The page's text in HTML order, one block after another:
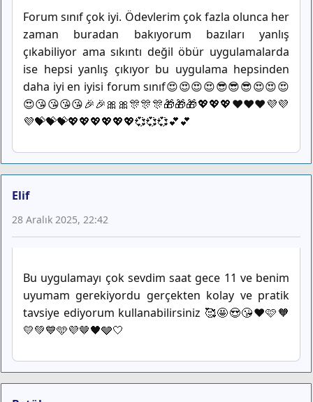
Forum sınıf çok iyi. Ödevlerim çok fazla olunca her
zaman buradan bakıyorum bazıları yanlış
çıkabiliyor ama sıkıntı değil öbür uygulamalarda
ise hepsi yanlış çıkıyor bu uygulama hepsinden
daha iyi en iyisi forum sınıf😍😍😍😍😎😎😎😍😍😍
😍😘😘😘😘🎉🎉🎀🎀🎊🎊🎊🎁🎁🎁💖💖💖❤️❤️❤️💜💜
💜💝💝💝💖💖💖💖💖💖💞💞💞💕💕
Elif
28 Aralık 2025, 22:42
Bu uygulamayı çok sevdim saat gece 11 ve benim
uyumam gerekiyordu gerçekten kolay ve pratik
tavsiye ediyorum kullanabilirsiniz 🥰🤩😍😘❤️🩷🧡
💛💚💙🩵💜🤎🖤🩶🤍